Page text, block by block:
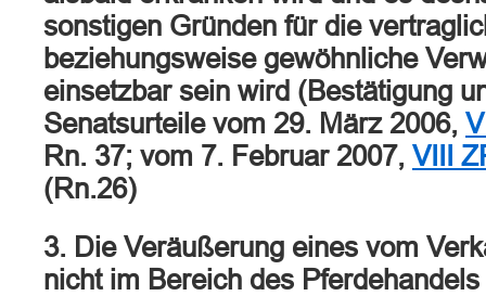
sonstigen Gründen für die
beziehungsweise gewöhnliche
einsetzbar sein wird (Bestätigung
Senatsurteile vom 29. März 2006,
Rn. 37; vom 7. Februar 2007, VIII
(Rn.26)
3. Die Veräußerung eines vom
nicht im Bereich des